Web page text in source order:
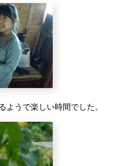
ようで楽しい時間でした。